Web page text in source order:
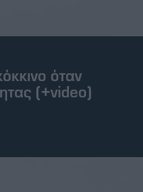
όταν
(+video)